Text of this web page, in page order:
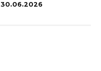
30.06.2026